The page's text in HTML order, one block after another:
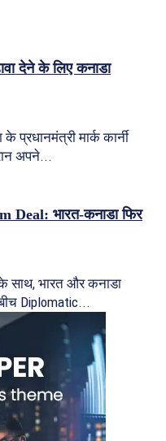
देने के लिए कनाडा
मार्क कार्नी
अपने...
भारत-कनाडा फिर
साथ, भारत और कनाडा
Diplomatic...